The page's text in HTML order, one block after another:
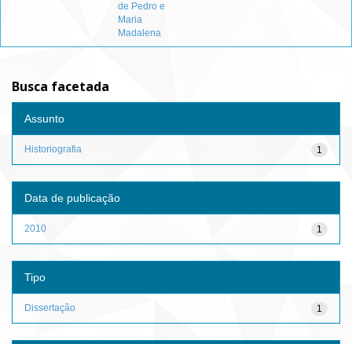
de Pedro e
Maria
Madalena
Busca facetada
Assunto
1
Historiografia
Data de publicação
1
2010
Tipo
1
Dissertação